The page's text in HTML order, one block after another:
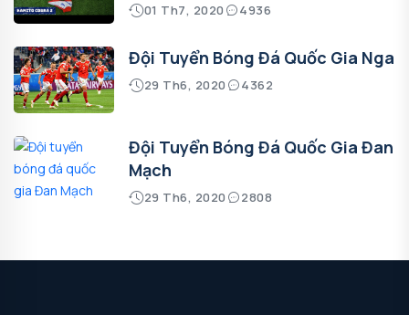
01 Th7, 2020 4936
Đội Tuyển Bóng Đá Quốc Gia Nga
29 Th6, 2020 4362
Đội Tuyển Bóng Đá Quốc Gia Đan
Mạch
29 Th6, 2020 2808